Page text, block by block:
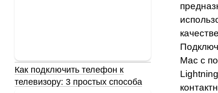
Mac с
Как подключить телефон к
телевизору: 3 простых способа